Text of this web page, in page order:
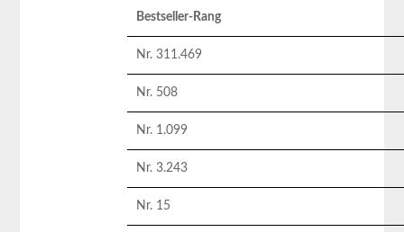
Bestseller-Rang
Nr. 311.469
Nr. 508
Nr. 1.099
Nr. 3.243
Nr. 15